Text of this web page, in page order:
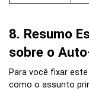
8. Resumo
sobre o
Para você fixar
como o assunto